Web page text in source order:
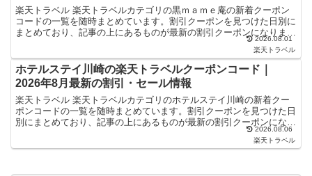
楽天トラベル 楽天トラベルカテゴリの黒ｍａｍｅ庵の新着クーポン
コードの一覧を随時まとめています。割引クーポンを見つけた日別に
まとめており、記事の上にあるものが最新の割引クーポンになりま
す。ホテル・旅館宿泊の予約などで使えるクーポンやセール・...
2026.08.01
楽天トラベル
ホテルステイ川崎の楽天トラベルクーポンコード｜
2026年8月最新の割引・セール情報
楽天トラベル 楽天トラベルカテゴリのホテルステイ川崎の新着クー
ポンコードの一覧を随時まとめています。割引クーポンを見つけた日
別にまとめており、記事の上にあるものが最新の割引クーポンになり
ます。ホテル・旅館宿泊の予約などで使えるクーポンやセー...2026.08.06
楽天トラベル